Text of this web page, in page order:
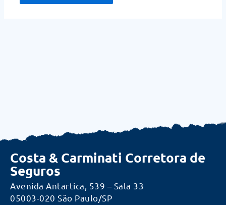
Costa & Carminati Corretora de
Seguros
Avenida Antartica, 539 – Sala 33
05003-020 São Paulo/SP